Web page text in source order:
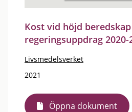
Kost vid höjd
regeringsuppdrag 2020-
Livsmedelsverket
2021
Öppna dokument